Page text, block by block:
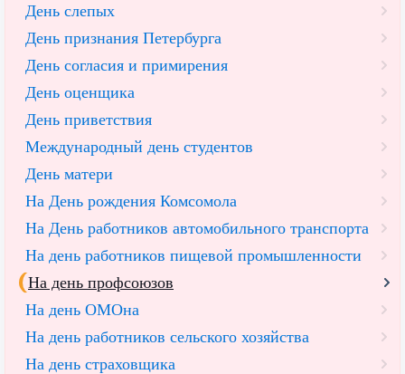
День слепых
День признания Петербурга
День согласия и примирения
День оценщика
День приветствия
Международный день студентов
День матери
На День рождения Комсомола
На День работников автомобильного транспорта
На день работников пищевой промышленности
На день профсоюзов
На день ОМОна
На день работников сельского хозяйства
На день страховщика